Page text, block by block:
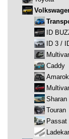
ID
ID 3 /
Caddy
Amarok
Sharan
Touran
Passat